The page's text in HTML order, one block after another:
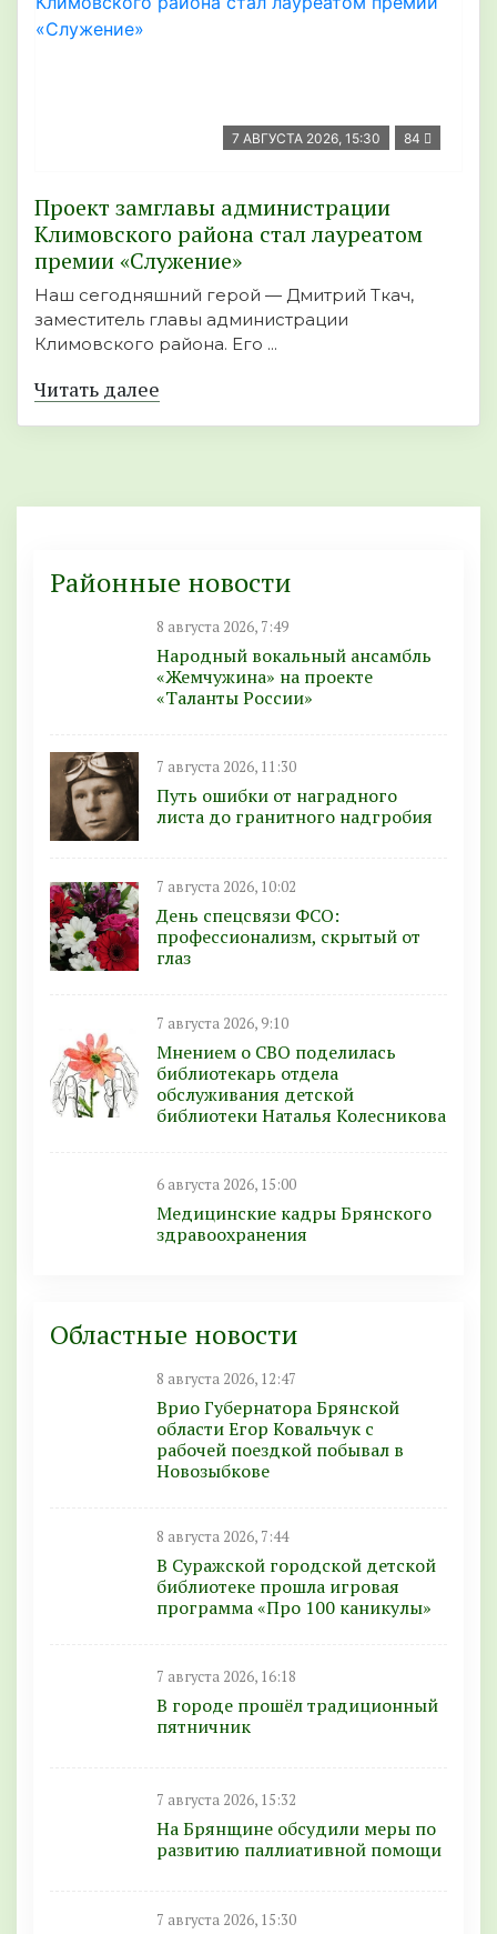
7 АВГУСТА 2026, 15:30 84
Проект замглавы администрации
Климовского района стал лауреатом
премии «Служение»
Наш сегодняшний герой — Дмитрий Ткач,
заместитель главы администрации
Климовского района. Его ...
Читать далее
Районные новости
8 августа 2026, 7:49
Народный вокальный ансамбль
«Жемчужина» на проекте
«Таланты России»
7 августа 2026, 11:30
Путь ошибки от наградного
листа до гранитного надгробия
7 августа 2026, 10:02
День спецсвязи ФСО:
профессионализм, скрытый от
глаз
7 августа 2026, 9:10
Мнением о СВО поделилась
библиотекарь отдела
обслуживания детской
библиотеки Наталья Колесникова
6 августа 2026, 15:00
Медицинские кадры Брянского
здравоохранения
Областные новости
8 августа 2026, 12:47
Врио Губернатора Брянской
области Егор Ковальчук с
рабочей поездкой побывал в
Новозыбкове
8 августа 2026, 7:44
В Суражской городской детской
библиотеке прошла игровая
программа «Про 100 каникулы»
7 августа 2026, 16:18
В городе прошёл традиционный
пятничник
7 августа 2026, 15:32
На Брянщине обсудили меры по
развитию паллиативной помощи
7 августа 2026, 15:30